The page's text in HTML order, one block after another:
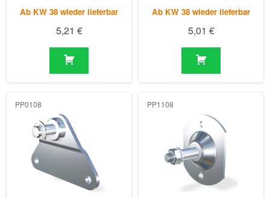
Ab KW 38 wieder lieferbar
5,21 €
Ab KW 38 wieder lieferbar
5,01 €
PP0108 PP1108